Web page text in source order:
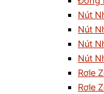
Nút
Nút
Nút
Nút
Rơle
Rơle